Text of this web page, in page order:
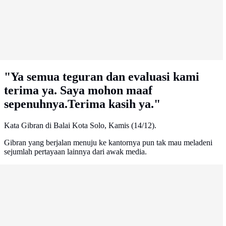
"Ya semua teguran dan evaluasi kami
terima ya. Saya mohon maaf
sepenuhnya.Terima kasih ya."
Kata Gibran di Balai Kota Solo, Kamis (14/12).
Gibran yang berjalan menuju ke kantornya pun tak mau meladeni
sejumlah pertayaan lainnya dari awak media.